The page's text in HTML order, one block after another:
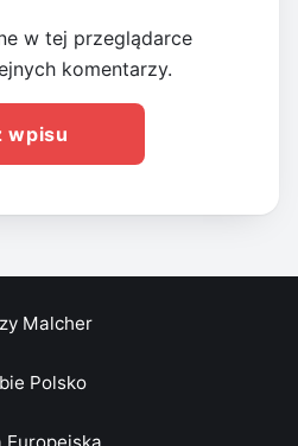
w tej przeglądarce
komentarzy.
Malcher
Polsko
Europejska